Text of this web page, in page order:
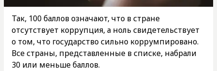
Так, 100 баллов означают, что в стране
отсутствует коррупция, а ноль свидетельствует
о том, что государство сильно коррумпировано.
Все страны, представленные в списке, набрали
30 или меньше баллов.